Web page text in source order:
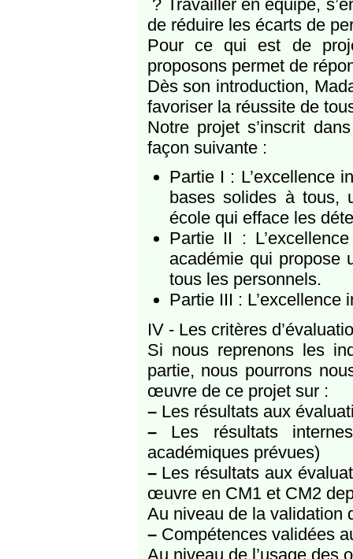
? Travailler en équipe,
de réduire les écarts de
Pour ce qui est de
proposons permet de
Dès son introduction,
favoriser la réussite de
Notre projet s’inscrit
façon suivante :
Partie I : L’excellence
bases solides à tous,
école qui efface les
Partie II :
académie qui propose
tous les personnels.
Partie III : L’excellence
IV - Les critères
Si nous reprenons les
partie, nous pourrons
œuvre de ce projet sur :
–Les résultats aux
–Les résultats
académiques prévues)
–Les résultats aux
œuvre en CM1 et CM2
Au niveau de la validation
–Compétences validées
Au niveau de l’usage des